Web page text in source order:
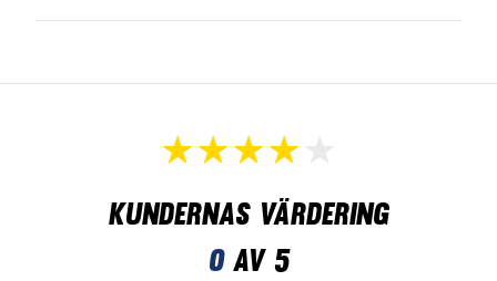
Kundernas värdering
0av 5